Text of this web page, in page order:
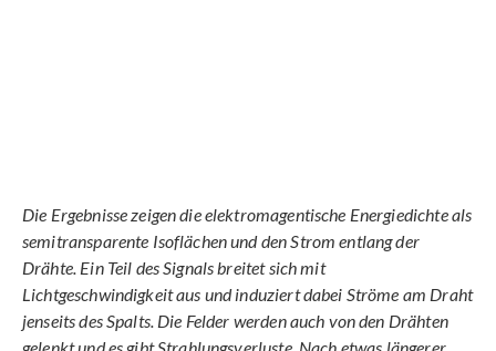
Die Ergebnisse zeigen die elektromagentische Energiedichte als
semitransparente Isoflächen und den Strom entlang der
Drähte. Ein Teil des Signals breitet sich mit
Lichtgeschwindigkeit aus und induziert dabei Ströme am Draht
jenseits des Spalts. Die Felder werden auch von den Drähten